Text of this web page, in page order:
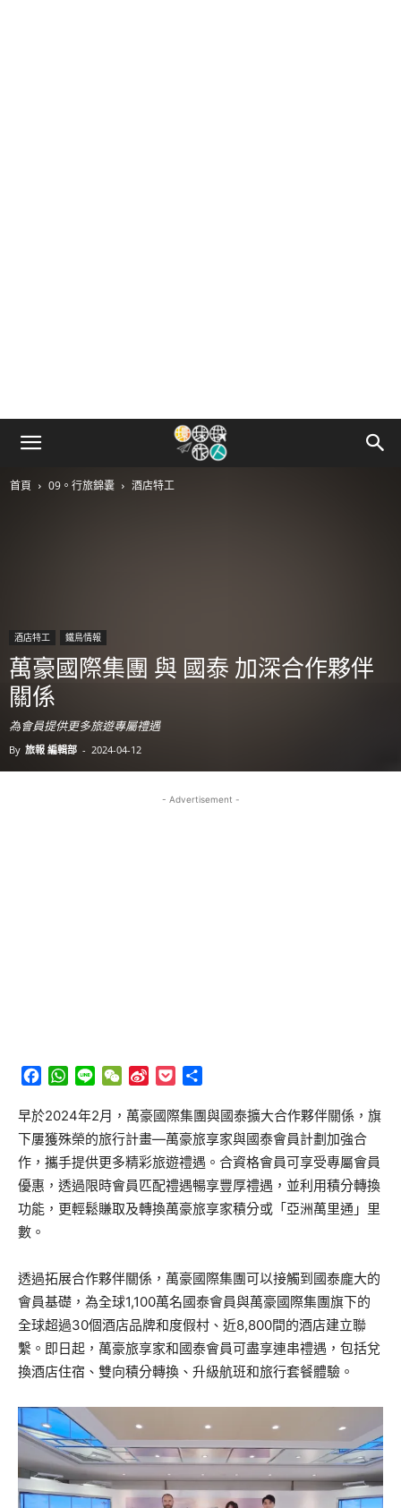
首頁 09。行旅錦囊 酒店特工
酒店特工 鐵鳥情報
萬豪國際集團 與 國泰 加深合作夥伴
關係
為會員提供更多旅遊專屬禮遇
By 旅報 編輯部 - 2024-04-12
- Advertisement -
Facebook
WhatsApp
Line WeChat
Sina
Pocket
早於2024年2月，萬豪國際集團與國泰擴大合作夥伴關係，旗
下屢獲殊榮的旅行計畫—萬豪旅享家與國泰會員計劃加強合
作，攜手提供更多精彩旅遊禮遇。合資格會員可享受專屬會員
優惠，透過限時會員匹配禮遇暢享豐厚禮遇，並利用積分轉換
功能，更輕鬆賺取及轉換萬豪旅享家積分或「亞洲萬里通」里
數。
透過拓展合作夥伴關係，萬豪國際集團可以接觸到國泰龐大的
會員基礎，為全球1,100萬名國泰會員與萬豪國際集團旗下的
全球超過30個酒店品牌和度假村、近8,800間的酒店建立聯
繫。即日起，萬豪旅享家和國泰會員可盡享連串禮遇，包括兌
換酒店住宿、雙向積分轉換、升級航班和旅行套餐體驗。